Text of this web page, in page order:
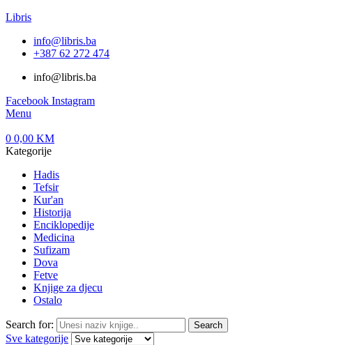
Libris
info@libris.ba
+387 62 272 474​
info@libris.ba
Facebook Instagram
Menu
0 0,00 KM
Kategorije
Hadis
Tefsir
Kur'an
Historija
Enciklopedije
Medicina
Sufizam
Dova
Fetve
Knjige za djecu
Ostalo
Search for: Search
Sve kategorije